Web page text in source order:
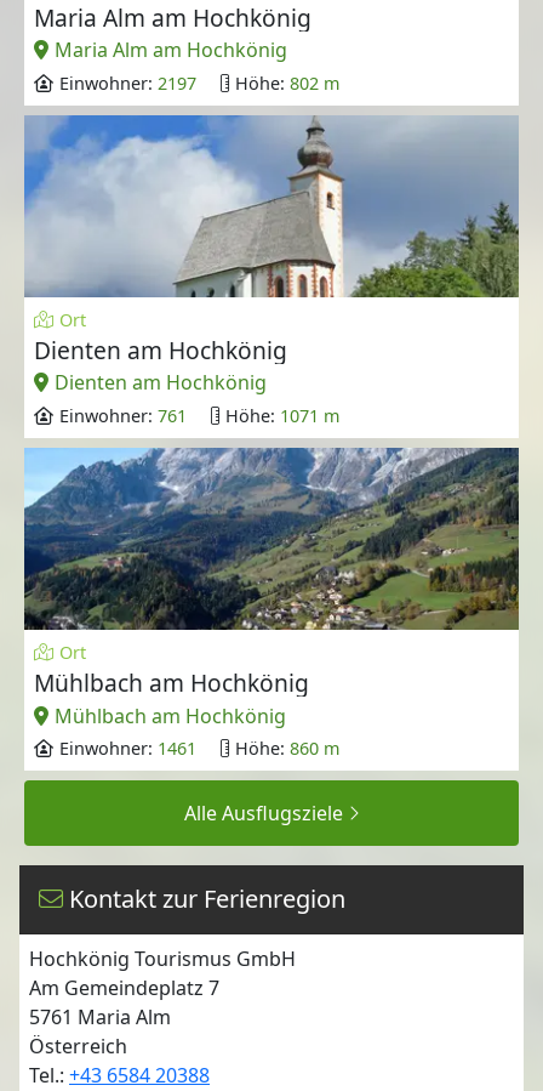
Maria Alm am Hochkönig
Maria Alm am Hochkönig
Einwohner: 2197 Höhe: 802 m
Ort
Dienten am Hochkönig
Dienten am Hochkönig
Einwohner: 761 Höhe: 1071 m
Ort
Mühlbach am Hochkönig
Mühlbach am Hochkönig
Einwohner: 1461 Höhe: 860 m
Alle Ausflugsziele
Kontakt zur Ferienregion
Hochkönig Tourismus GmbH
Am Gemeindeplatz 7
5761 Maria Alm
Österreich
Tel.: +43 6584 20388